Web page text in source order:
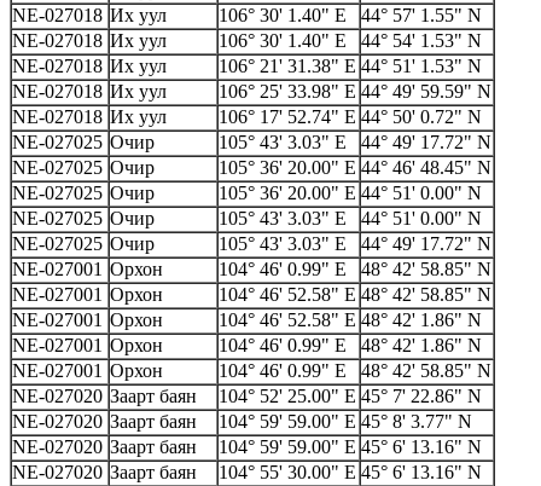
NE-027018 Их уул 106° 30' 1.40" E
44° 57' 1.55" N
NE-027018 Их уул 106° 30' 1.40" E
44° 54' 1.53" N
NE-027018 Их уул 106° 21' 31.38" E 44° 51' 1.53" N
NE-027018 Их уул 106° 25' 33.98" E 44° 49' 59.59" N
NE-027018 Их уул 106° 17' 52.74" E 44° 50' 0.72" N
NE-027025 Очир 105° 43' 3.03" E
44° 49' 17.72" N
NE-027025 Очир 105° 36' 20.00" E 44° 46' 48.45" N
NE-027025 Очир 105° 36' 20.00" E 44° 51' 0.00" N
NE-027025 Очир 105° 43' 3.03" E
44° 51' 0.00" N
NE-027025 Очир 105° 43' 3.03" E
44° 49' 17.72" N
NE-027001 Орхон 104° 46' 0.99" E
48° 42' 58.85" N
NE-027001 Орхон 104° 46' 52.58" E 48° 42' 58.85" N
NE-027001 Орхон 104° 46' 52.58" E 48° 42' 1.86" N
NE-027001 Орхон 104° 46' 0.99" E
48° 42' 1.86" N
NE-027001 Орхон 104° 46' 0.99" E
48° 42' 58.85" N
NE-027020 Заарт баян 104° 52' 25.00" E 45° 7' 22.86" N
NE-027020 Заарт баян 104° 59' 59.00" E 45° 8' 3.77" N
NE-027020 Заарт баян 104° 59' 59.00" E 45° 6' 13.16" N
NE-027020 Заарт баян 104° 55' 30.00" E 45° 6' 13.16" N